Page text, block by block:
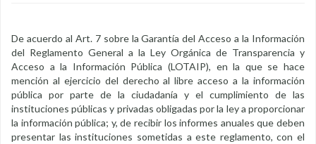
De acuerdo al Art. 7 sobre la Garantía del Acceso a la Información
del Reglamento General a la Ley Orgánica de Transparencia y
Acceso a la Información Pública (LOTAIP), en la que se hace
mención al ejercicio del derecho al libre acceso a la información
pública por parte de la ciudadanía y el cumplimiento de las
instituciones públicas y privadas obligadas por la ley a proporcionar
la información pública; y, de recibir los informes anuales que deben
presentar las instituciones sometidas a este reglamento, con el